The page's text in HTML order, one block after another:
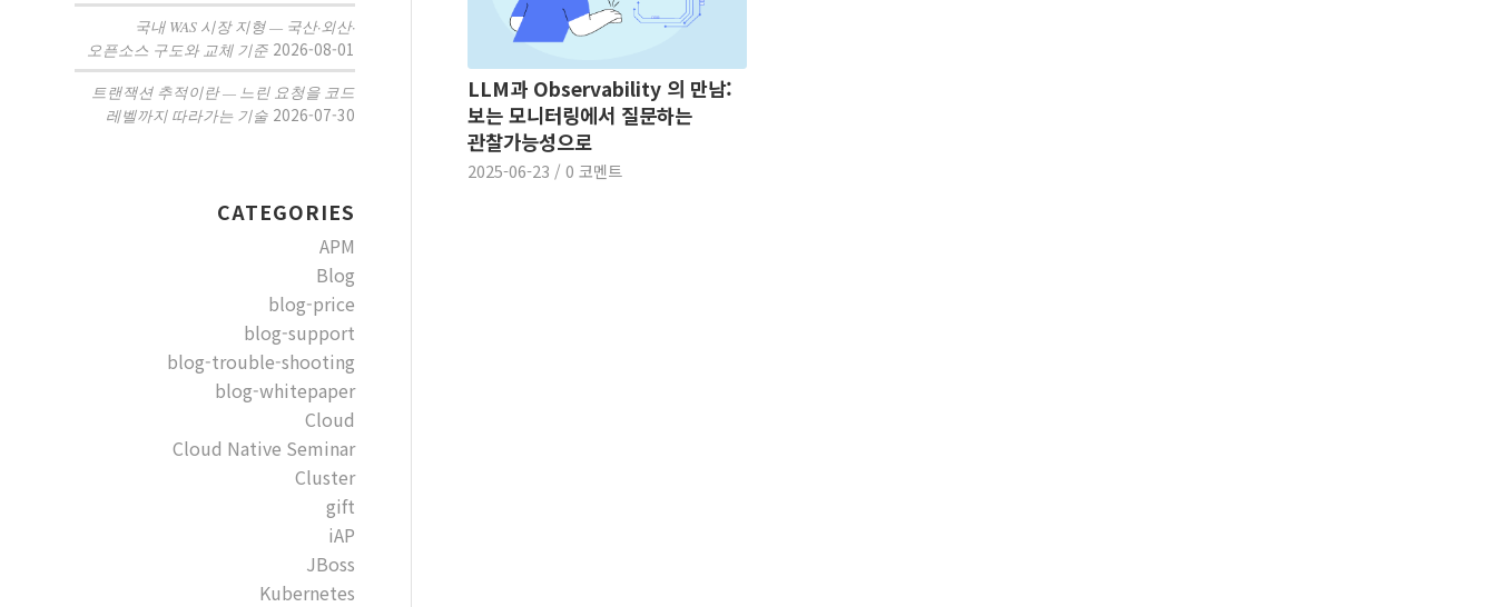
LLM과 Observability 의 만남:
보는 모니터링에서 질문하는
관찰가능성으로
2025-06-23 / 0 코멘트
국내 WAS 시장 지형 — 국산·외산·
오픈소스 구도와 교체 기준 2026-08-01
트랜잭션 추적이란 — 느린 요청을 코드
레벨까지 따라가는 기술 2026-07-30
CATEGORIES
APM
Blog
blog-price
blog-support
blog-trouble-shooting
blog-whitepaper
Cloud
Cloud Native Seminar
Cluster
gift
iAP
JBoss
Kubernetes